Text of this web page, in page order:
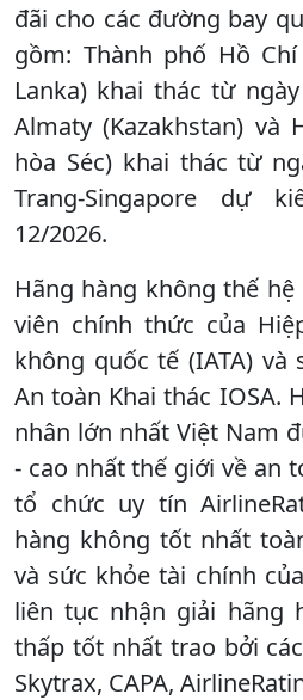
đãi cho các đường bay
gồm: Thành phố Hồ
Lanka) khai thác từ
Almaty (Kazakhstan) và
hòa Séc) khai thác từ
Trang-Singapore dự
12/2026.
Hãng hàng không thế
viên chính thức của
không quốc tế (IATA)
An toàn Khai thác IOSA.
nhân lớn nhất Việt Nam
- cao nhất thế giới về an
tổ chức uy tín
hàng không tốt nhất
và sức khỏe tài chính
liên tục nhận giải hãng
thấp tốt nhất trao bởi
Skytrax, CAPA,